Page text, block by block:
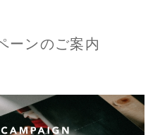
ーンのご案内